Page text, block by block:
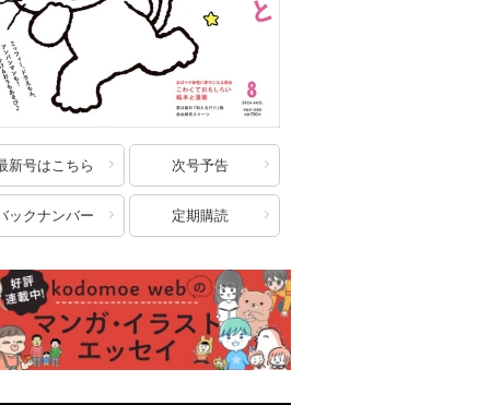
新号はこちら 次号予告
ックナンバー 定期購読